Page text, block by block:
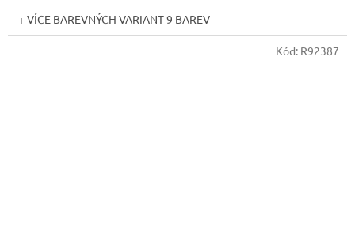
+ VÍCE BAREVNÝCH VARIANT 9 BAREV
Kód: R92387